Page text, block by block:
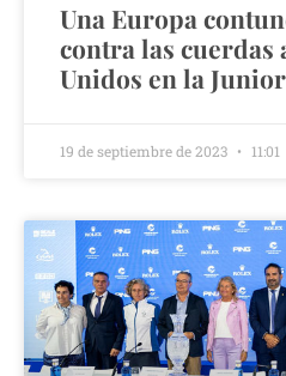
Una Europa
contra las cuerdas
Unidos en la
19 de septiembre de 2023 11:01